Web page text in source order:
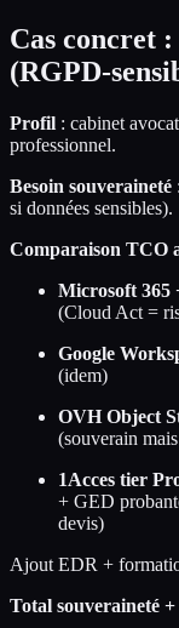
Cas concret
(RGPD-
Profil : cabinet
professionnel.
Besoin souveraineté
si données sensibles).
Comparaison TCO
Microsoft 365
(Cloud Act =
Google
(idem)
OVH Object
(souverain
1Acces tier
+ GED
devis)
Ajout EDR +
Total souveraineté